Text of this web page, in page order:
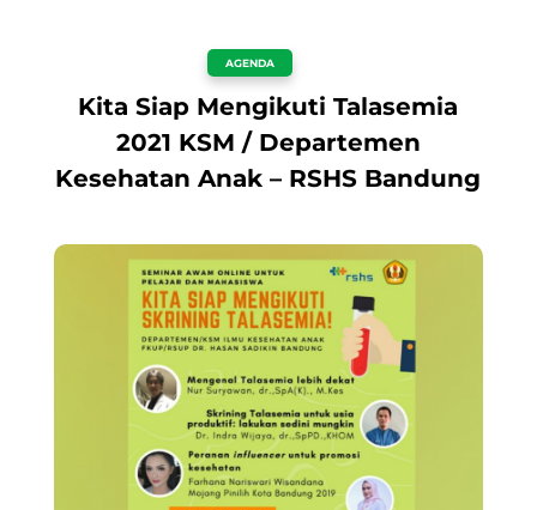
AGENDA
Kita Siap Mengikuti Talasemia
2021 KSM / Departemen
Kesehatan Anak – RSHS Bandung